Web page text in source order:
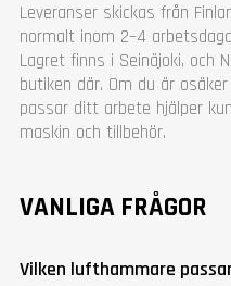
Leveranser skickas från
normalt inom 2–4
Lagret finns i Seinäjoki, och
butiken där. Om du är
passar ditt arbete hjälper
maskin och tillbehör.
VANLIGA FRÅGOR
Vilken lufthammare